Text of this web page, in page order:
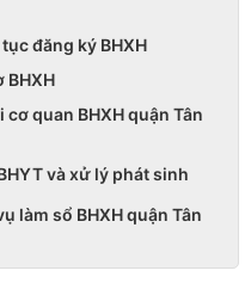
đăng ký BHXH
BHXH
quan BHXH quận Tân
và xử lý phát sinh
làm sổ BHXH quận Tân